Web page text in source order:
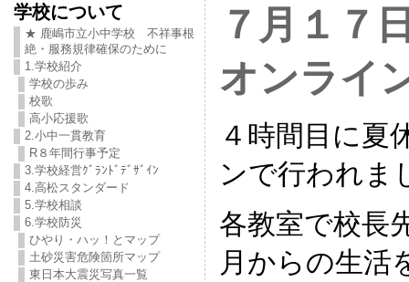
学校について
★ 鹿嶋市立小中学校 不祥事根
絶・服務規律確保のために
1.学校紹介
学校の歩み
校歌
高小応援歌
2.小中一貫教育
R８年間行事予定
3.学校経営ｸﾞﾗﾝﾄﾞﾃﾞｻﾞｲﾝ
4.高松スタンダード
5.学校相談
6.学校防災
ひやり・ハッ！とマップ
土砂災害危険箇所マップ
東日本大震災写真一覧
７月１７
オンライ
４時間目に夏
ンで行われま
各教室で校長
月からの生活